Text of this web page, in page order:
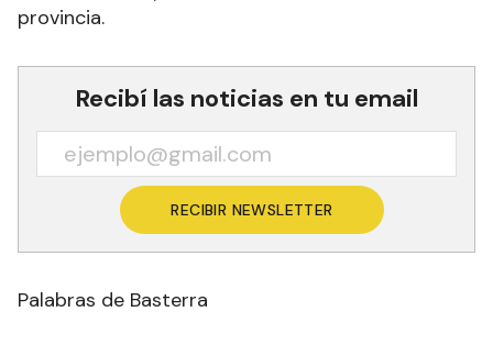
provincia.
Recibí las noticias en tu email
RECIBIR NEWSLETTER
Palabras de Basterra